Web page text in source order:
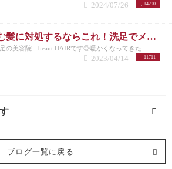
14290
2024/07/26
横に膨らむ髪に対処するならこれ！洗足でメンズカットが得意な美容院が紹介◎
の美容院 beaut HAIRです◎暖かくなってきた...
11711
2023/04/14
記事)
ブログ一覧に戻る